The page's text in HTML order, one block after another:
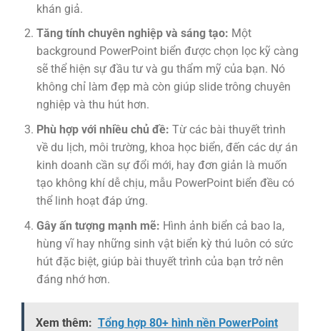
khán giả.
Tăng tính chuyên nghiệp và sáng tạo: Một
background PowerPoint biển được chọn lọc kỹ càng
sẽ thể hiện sự đầu tư và gu thẩm mỹ của bạn. Nó
không chỉ làm đẹp mà còn giúp slide trông chuyên
nghiệp và thu hút hơn.
Phù hợp với nhiều chủ đề: Từ các bài thuyết trình
về du lịch, môi trường, khoa học biển, đến các dự án
kinh doanh cần sự đổi mới, hay đơn giản là muốn
tạo không khí dễ chịu, mẫu PowerPoint biển đều có
thể linh hoạt đáp ứng.
Gây ấn tượng mạnh mẽ: Hình ảnh biển cả bao la,
hùng vĩ hay những sinh vật biển kỳ thú luôn có sức
hút đặc biệt, giúp bài thuyết trình của bạn trở nên
đáng nhớ hơn.
Xem thêm: Tổng hợp 80+ hình nền PowerPoint